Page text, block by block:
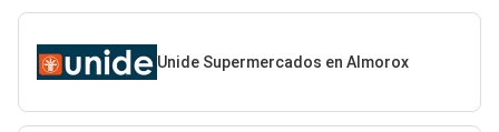
Unide Supermercados en Almorox